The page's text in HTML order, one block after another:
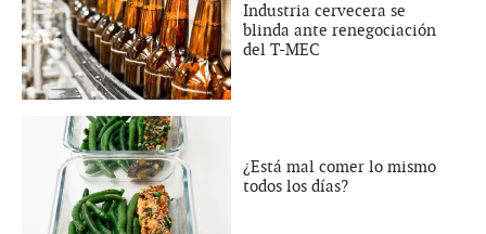
Industria cervecera se
blinda ante renegociación
del T-MEC
¿Está mal comer lo mismo
todos los días?